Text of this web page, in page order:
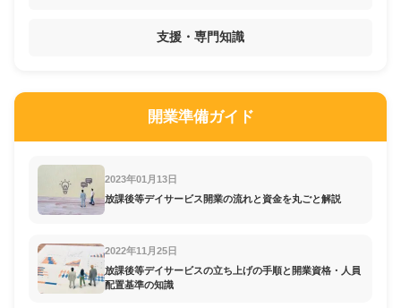
支援・専門知識
開業準備ガイド
2023年01月13日
放課後等デイサービス開業の流れと資金を丸ごと解説
2022年11月25日
放課後等デイサービスの立ち上げの手順と開業資格・人員
配置基準の知識